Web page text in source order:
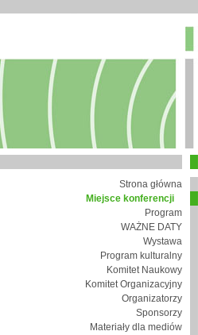
Strona główna
Miejsce konferencji
Program
WAŻNE DATY
Wystawa
Program kulturalny
Komitet Naukowy
Komitet Organizacyjny
Organizatorzy
Sponsorzy
Materiały dla mediów